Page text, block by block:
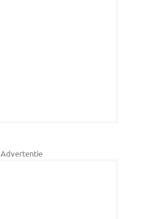
Advertentie